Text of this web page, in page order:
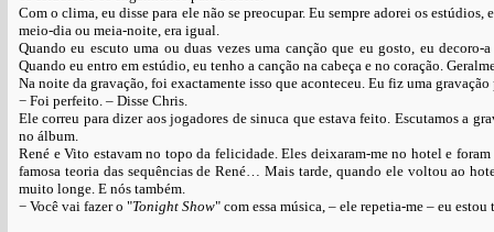
Com o clima, eu disse para ele não se preocupar. Eu sempre adorei os
meio-dia ou meia-noite, era igual.
Quando eu escuto uma ou duas vezes uma canção que eu gosto, eu
Quando eu entro em estúdio, eu tenho a canção na cabeça e no coração.
Na noite da gravação, foi exactamente isso que aconteceu. Eu fiz uma
− Foi perfeito. – Disse Chris.
Ele correu para dizer aos jogadores de sinuca que estava feito. Escutamos a
no álbum.
René e Vito estavam no topo da felicidade. Eles deixaram-me no hotel e
famosa teoria das sequências de René… Mais tarde, quando ele voltou ao
muito longe. E nós também.
− Você vai fazer o "Tonight Show" com essa música, – ele repetia-me – eu